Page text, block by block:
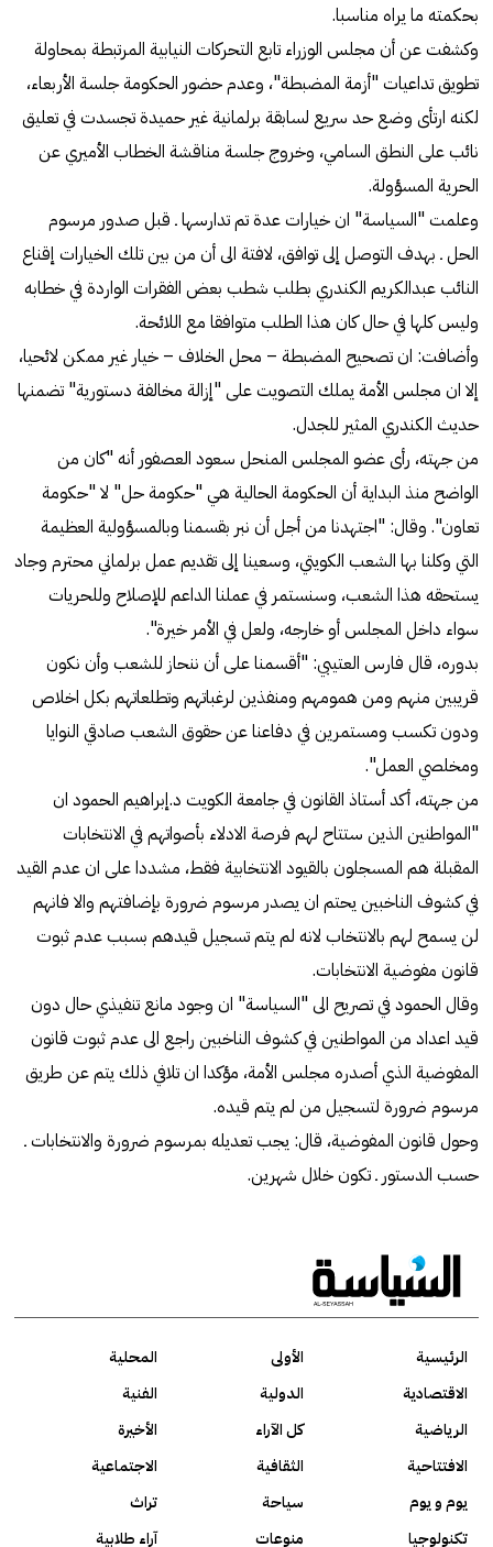
بحكمته ما يراه مناسبا.
وكشفت عن أن مجلس الوزراء تابع التحركات النيابية المرتبطة بمحاولة
تطويق تداعيات "أزمة المضبطة"، وعدم حضور الحكومة جلسة الأربعاء،
لكنه ارتأى وضع حد سريع لسابقة برلمانية غير حميدة تجسدت في تعليق
نائب على النطق السامي، وخروج جلسة مناقشة الخطاب الأميري عن
الحرية المسؤولة.
وعلمت "السياسة" ان خيارات عدة تم تدارسها ـ قبل صدور مرسوم
الحل ـ بهدف التوصل إلى توافق، لافتة الى أن من بين تلك الخيارات إقناع
النائب عبدالكريم الكندري بطلب شطب بعض الفقرات الواردة في خطابه
وليس كلها في حال كان هذا الطلب متوافقا مع اللائحة.
وأضافت: ان تصحيح المضبطة – محل الخلاف – خيار غير ممكن لائحيا،
إلا ان مجلس الأمة يملك التصويت على "إزالة مخالفة دستورية" تضمنها
حديث الكندري المثير للجدل.
من جهته، رأى عضو المجلس المنحل سعود العصفور أنه "كان من
الواضح منذ البداية أن الحكومة الحالية هي "حكومة حل" لا "حكومة
تعاون". وقال: "اجتهدنا من أجل أن نبر بقسمنا وبالمسؤولية العظيمة
التي وكلنا بها الشعب الكويتي، وسعينا إلى تقديم عمل برلماني محترم وجاد
يستحقه هذا الشعب، وسنستمر في عملنا الداعم للإصلاح وللحريات
سواء داخل المجلس أو خارجه، ولعل في الأمر خيرة".
بدوره، قال فارس العتيبي: "أقسمنا على أن ننحاز للشعب وأن نكون
قريبين منهم ومن همومهم ومنفذين لرغباتهم وتطلعاتهم بكل اخلاص
ودون تكسب ومستمرين في دفاعنا عن حقوق الشعب صادقي النوايا
ومخلصي العمل".
من جهته، أكد أستاذ القانون في جامعة الكويت د.إبراهيم الحمود ان
"المواطنين الذين ستتاح لهم فرصة الادلاء بأصواتهم في الانتخابات
المقبلة هم المسجلون بالقيود الانتخابية فقط، مشددا على ان عدم القيد
في كشوف الناخبين يحتم ان يصدر مرسوم ضرورة بإضافتهم والا فانهم
لن يسمح لهم بالانتخاب لانه لم يتم تسجيل قيدهم بسبب عدم ثبوت
قانون مفوضية الانتخابات.
وقال الحمود في تصريح الى "السياسة" ان وجود مانع تنفيذي حال دون
قيد اعداد من المواطنين في كشوف الناخبين راجع الى عدم ثبوت قانون
المفوضية الذي أصدره مجلس الأمة، مؤكدا ان تلافي ذلك يتم عن طريق
مرسوم ضرورة لتسجيل من لم يتم قيده.
وحول قانون المفوضية، قال: يجب تعديله بمرسوم ضرورة والانتخابات ـ
حسب الدستور ـ تكون خلال شهرين.
الرئيسية الأولى
المحلية
الاقتصادية
الدولية
الفنية
الرياضية
كل الآراء
الأخيرة
الافتتاحية
الثقافية
الاجتماعية
يوم و يوم
سياحة
تراث
تكنولوجيا
منوعات آراء طلابية